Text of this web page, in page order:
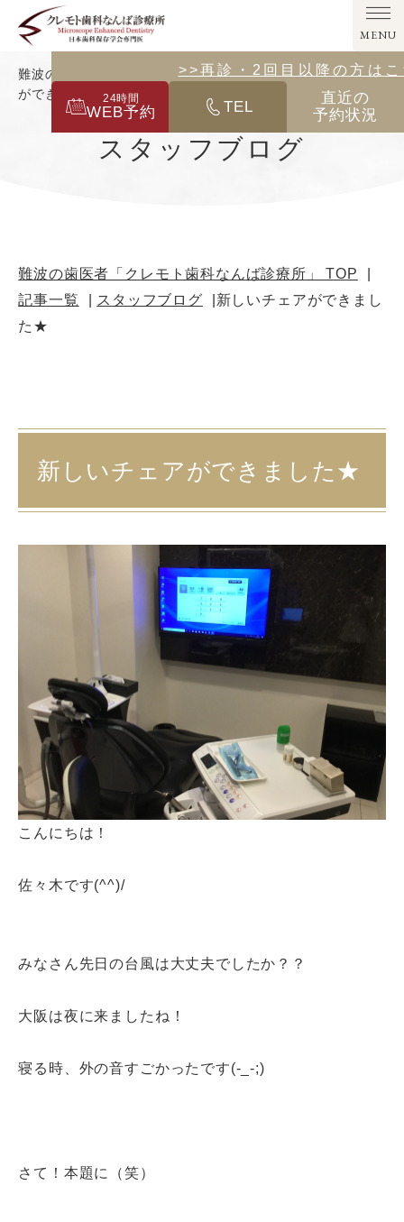
難波の歯医者「クレモト歯科なんば診療所」｜新しいチェア
ができました★
スタッフブログ
難波の歯医者「クレモト歯科なんば診療所」 TOP
記事一覧
スタッフブログ
新しいチェアができまし
た★
新しいチェアができました★
こんにちは！
佐々木です(^^)/
みなさん先日の台風は大丈夫でしたか？？
大阪は夜に来ましたね！
寝る時、外の音すごかったです(-_-;)
さて！本題に（笑）
MENU
WEB予約
24時間 TEL
直近の
予約状況
>>その他の診療メニューは
>>再診・2回目以降の方は